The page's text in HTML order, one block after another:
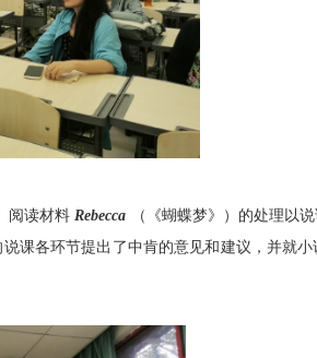
阅读材料 Rebecca （《蝴蝶梦》） 的处理以
说课各环节提出了中肯的意见和 建议 ，并就小